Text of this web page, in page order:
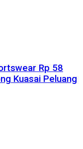
Rp 58
Kuasai Peluang